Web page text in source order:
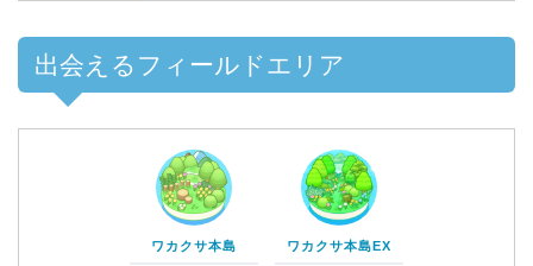
出会えるフィールドエリア
ワカクサ本島 ワカクサ本島EX